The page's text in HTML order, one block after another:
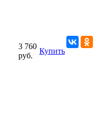
3 760
руб.
Купить